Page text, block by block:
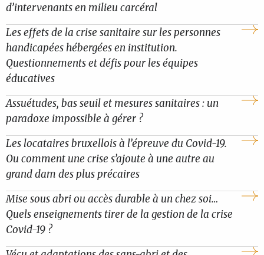
d’intervenants en milieu carcéral
Les effets de la crise sanitaire sur les personnes
handicapées hébergées en institution.
Questionnements et défis pour les équipes
éducatives
Assuétudes, bas seuil et mesures sanitaires : un
paradoxe impossible à gérer ?
Les locataires bruxellois à l’épreuve du Covid-19.
Ou comment une crise s’ajoute à une autre au
grand dam des plus précaires
Mise sous abri ou accès durable à un chez soi…
Quels enseignements tirer de la gestion de la crise
Covid-19 ?